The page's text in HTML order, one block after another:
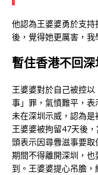
他認為王婆婆勇於支
後，覺得她更厲害，我
暫住香港不回
王婆婆對於自己被控以
事」罪，氣憤難平，表
未在深圳示威，認為是
王婆婆被拘留47天後
頭表示因尋釁滋事要取
期間不得離開深圳，也
到。王婆婆提心吊膽，